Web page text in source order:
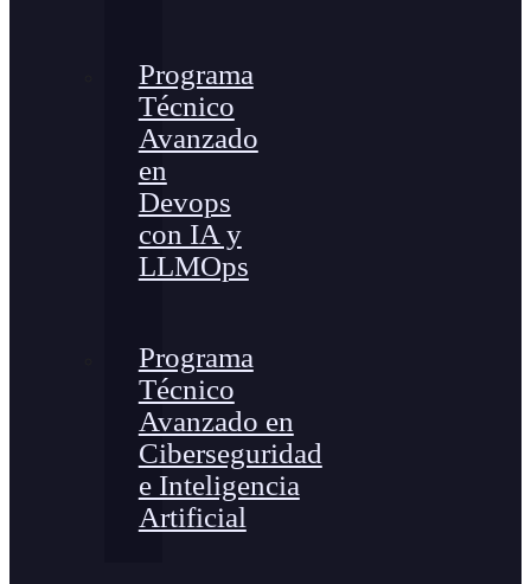
Programa
Técnico
Avanzado
en
Devops
con IA y
LLMOps
Programa
Técnico
Avanzado en
Ciberseguridad
e Inteligencia
Artificial